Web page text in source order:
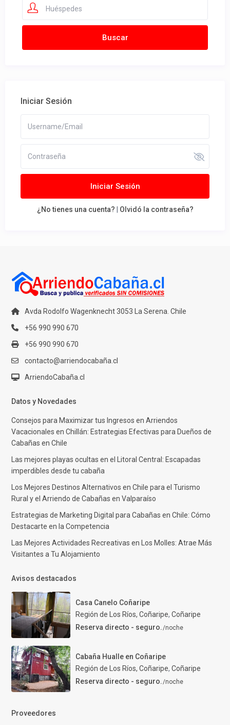
Huéspedes
Iniciar Sesión
Iniciar Sesión
¿No tienes una cuenta? Olvidó la contraseña?
Avda Rodolfo Wagenknecht 3053 La Serena. Chile
+56 990 990 670
+56 990 990 670
contacto@arriendocabaña.cl
ArriendoCabaña.cl
Datos y Novedades
Consejos para Maximizar tus Ingresos en Arriendos
Vacacionales en Chillán: Estrategias Efectivas para Dueños de
Cabañas en Chile
Las mejores playas ocultas en el Litoral Central: Escapadas
imperdibles desde tu cabaña
Los Mejores Destinos Alternativos en Chile para el Turismo
Rural y el Arriendo de Cabañas en Valparaíso
Estrategias de Marketing Digital para Cabañas en Chile: Cómo
Destacarte en la Competencia
Las Mejores Actividades Recreativas en Los Molles: Atrae Más
Visitantes a Tu Alojamiento
Avisos destacados
Casa Canelo Coñaripe
Región de Los Ríos, Coñaripe, Coñaripe
Reserva directo - seguro./noche
Cabaña Hualle en Coñaripe
Región de Los Ríos, Coñaripe, Coñaripe
Reserva directo - seguro./noche
Proveedores